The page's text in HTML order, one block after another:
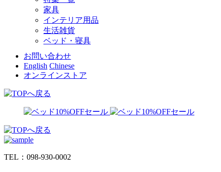
家具
インテリア用品
生活雑貨
ベッド・寝具
お問い合わせ
English Chinese
オンラインストア
TEL：098-930-0002